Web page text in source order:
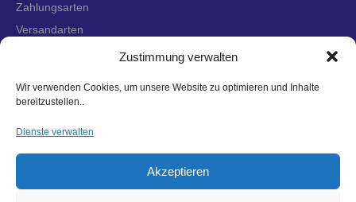
Zustimmung verwalten
Wir verwenden Cookies, um unsere Website zu optimieren und Inhalte
bereitzustellen..
Dienste verwalten
Akzeptieren
Zahlungsarten
Versandarten
Datenschutzerklärung
Cookie-Richtlinie (EU)